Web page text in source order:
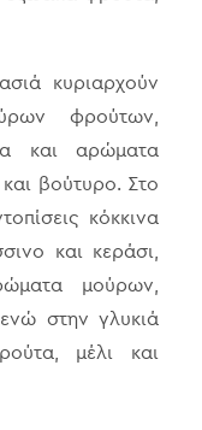
κυριαρχούν
φρούτων,
και αρώματα
βούτυρο. Στο
κόκκινα
και κεράσι,
μούρων,
στην γλυκιά
μέλι και